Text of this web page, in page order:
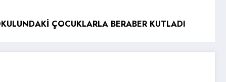
ÇOCUKLARLA BERABER KUTLADI